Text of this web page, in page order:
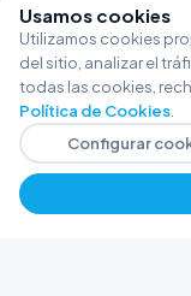
Usamos cookies
Utilizamos cookies
del sitio, analizar el
todas las cookies,
Política de Cookies
Configurar